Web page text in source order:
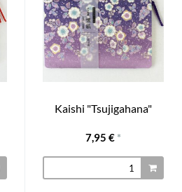
Kaishi "Tsujigahana"
7,95 € *